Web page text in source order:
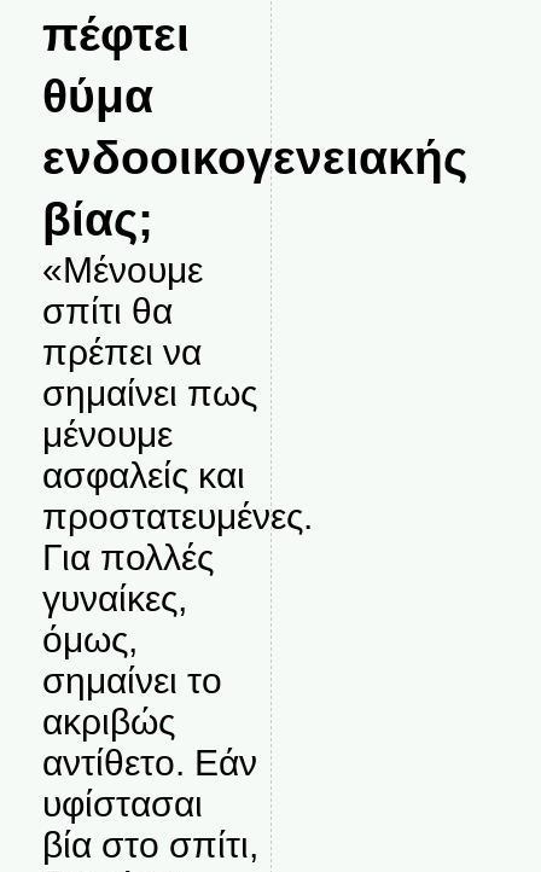
πέφτει
θύμα
ενδοοικογενειακής
βίας;
«Μένουμε
σπίτι θα
πρέπει να
σημαίνει πως
μένουμε
ασφαλείς και
προστατευμένες.
Για πολλές
γυναίκες,
όμως,
σημαίνει το
ακριβώς
αντίθετο. Εάν
υφίστασαι
βία στο σπίτι,